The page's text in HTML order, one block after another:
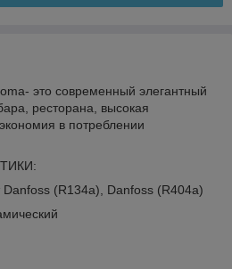
это современный элегантный
ресторана, высокая
в потреблении
Danfoss (R134a), Danfoss (R404a)